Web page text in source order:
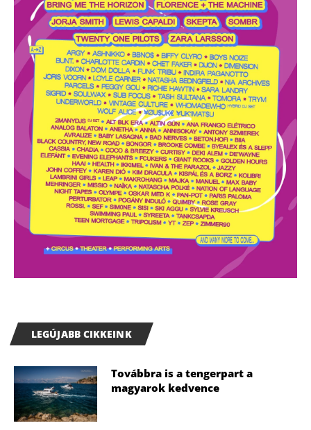
LEGÚJABB CIKKEINK
Továbbra is a tengerpart a
magyarok kedvence